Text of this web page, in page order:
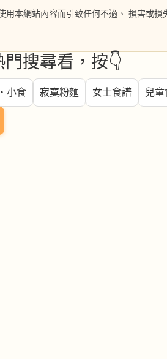
用本網站內容而引致任何不適、 損害或損
搜尋看，按👇
小食 寂寞粉麵 女士食譜 兒